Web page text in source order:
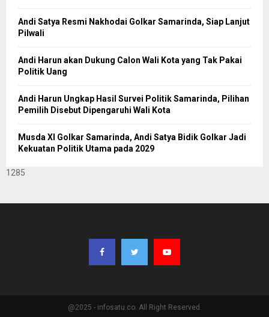
Andi Satya Resmi Nakhodai Golkar Samarinda, Siap Lanjut
Pilwali
Andi Harun akan Dukung Calon Wali Kota yang Tak Pakai
Politik Uang
Andi Harun Ungkap Hasil Survei Politik Samarinda, Pilihan
Pemilih Disebut Dipengaruhi Wali Kota
Musda XI Golkar Samarinda, Andi Satya Bidik Golkar Jadi
Kekuatan Politik Utama pada 2029
1285
@2025 - infosatu.co. All Right Reserved.